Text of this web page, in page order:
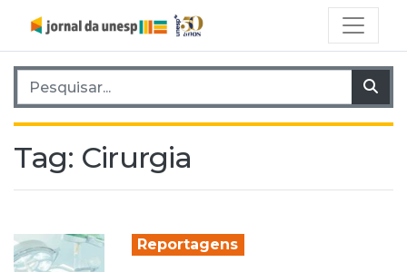
Pesquisar por:
Tag: Cirurgia
Reportagens